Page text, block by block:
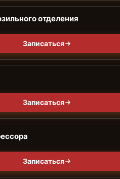
отделения
Записаться
Записаться
Записаться